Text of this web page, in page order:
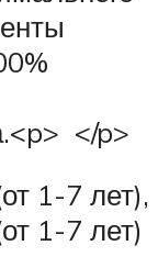
</p>
1-7 лет),
1-7 лет)